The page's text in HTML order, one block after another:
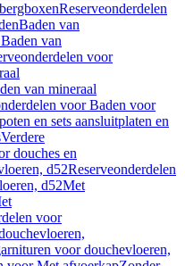
Reserveonderdelen
Baden van
van
voor
van mineraal
voor Baden voor
en sets aansluitplaten en
Verdere
douches en
d52Reserveonderdelen
d52Met
voor
voor douchevloeren,